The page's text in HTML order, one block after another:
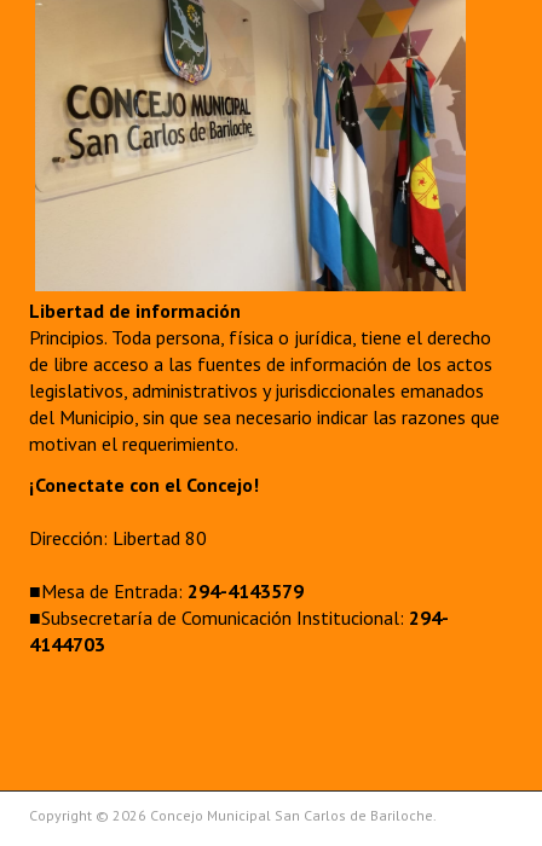
Libertad de información
Principios. Toda persona, física o jurídica, tiene el derecho
de libre acceso a las fuentes de información de los actos
legislativos, administrativos y jurisdiccionales emanados
del Municipio, sin que sea necesario indicar las razones que
motivan el requerimiento.
¡Conectate con el Concejo!
Dirección: Libertad 80
■Mesa de Entrada: 294-4143579
■Subsecretaría de Comunicación Institucional: 294-
4144703
Copyright © 2026 Concejo Municipal San Carlos de Bariloche.